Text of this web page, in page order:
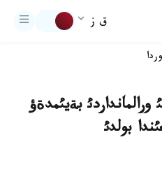
ق ز
ورالمانداردئ بةيئمدةؤ
بولدئ